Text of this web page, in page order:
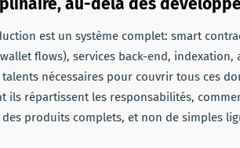
est un système complet: smart
flows), services back-end, indexation,
nécessaires pour couvrir tous ces
ils répartissent les responsabilités,
produits complets, et non de simples